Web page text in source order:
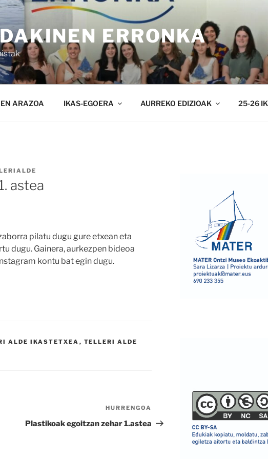
ERRONKA
ARAZOA IKAS-EGOERA AURREKO EDIZIOAK 25-26
astea
pilatu dugu gure etxean eta
dugu. Gainera, aurkezpen bideoa
kontu bat egin dugu.
ALDE IKASTETXEA , TELLERI ALDE
bidalketa
HURRENGOA
Plastikoak egoitzan zehar 1.astea